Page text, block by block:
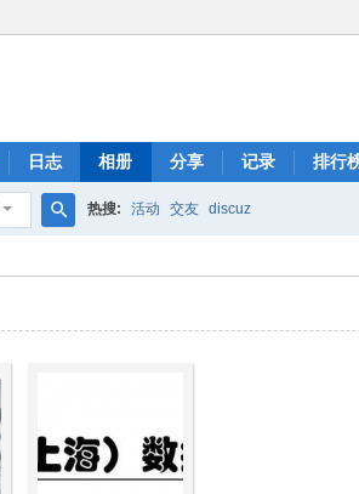
日志 相册 分享 记录 排行
索
热搜: 活动 交友 discuz